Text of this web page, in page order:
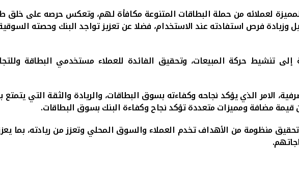
لعملائه من حملة البطاقات المتنوعة مكافأة لهم، وتعكس حرصه على خلق
فرص استفادته عند الاستخدام، فضلا عن تعزيز تواجد البنك وحصته السوقية
تنشيط حركة المبيعات، وتحقيق الفائدة للعملاء مستخدمي البطاقة
الامر الذي يؤكد نجاحه وكفاءته بسوق البطاقات، والريادة والثقة التي
قيمة مضافة ومميزات متعددةتؤكد نجاح وكفاءة البنك بسوق البطاقات.
منظومة من الأهداف تخدم العملاء والسوق المحلي وتعزز من ريادته، بما